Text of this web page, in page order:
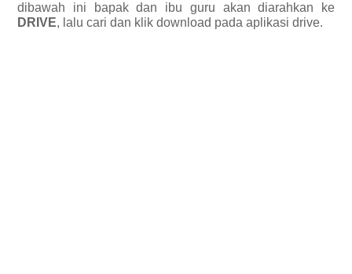
dibawah ini bapak dan ibu guru akan diarahkan ke
DRIVE, lalu cari dan klik download pada aplikasi drive.